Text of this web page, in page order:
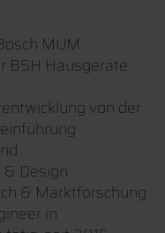
MUM
BSH Hausgeräte
von der
Design
& Marktforschung
in